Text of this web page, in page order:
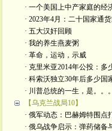
· 一个美国上中产家庭的经
· 2023年4月：二十国家通
· 五大汉奸回顾
· 我的养生燕麦粥
· 革命，运动，示威
· 克里米亚2014年公投：多
· 科索沃独立30年后多少国
· 川普总统的一生，是。。。
【乌克兰战局10】
· 俄军动态：巴赫姆特围点
· 俄乌战争启示：弹药储备